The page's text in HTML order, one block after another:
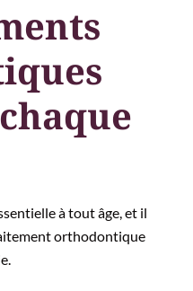
à tout âge, et il
orthodontique